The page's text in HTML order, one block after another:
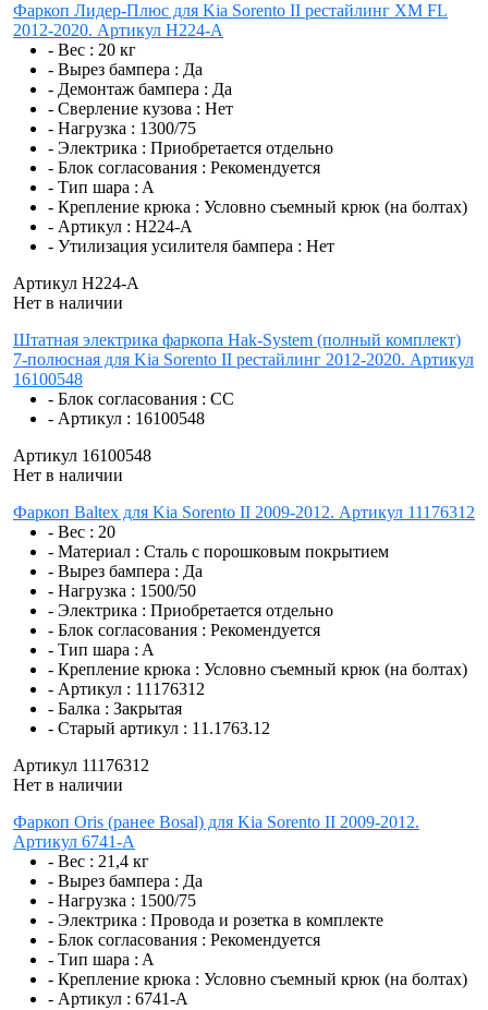
Фаркоп Лидер-Плюс для Kia Sorento II рестайлинг XM FL
2012-2020. Артикул H224-A
- Вес : 20 кг
- Вырез бампера : Да
- Демонтаж бампера : Да
- Сверление кузова : Нет
- Нагрузка : 1300/75
- Электрика : Приобретается отдельно
- Блок согласования : Рекомендуется
- Тип шара : A
- Крепление крюка : Условно съемный крюк (на болтах)
- Артикул : H224-A
- Утилизация усилителя бампера : Нет
Артикул H224-A
Нет в наличии
Штатная электрика фаркопа Hak-System (полный комплект)
7-полюсная для Kia Sorento II рестайлинг 2012-2020. Артикул
16100548
- Блок согласования : CC
- Артикул : 16100548
Артикул 16100548
Нет в наличии
Фаркоп Baltex для Kia Sorento II 2009-2012. Артикул 11176312
- Вес : 20
- Материал : Сталь с порошковым покрытием
- Вырез бампера : Да
- Нагрузка : 1500/50
- Электрика : Приобретается отдельно
- Блок согласования : Рекомендуется
- Тип шара : A
- Крепление крюка : Условно съемный крюк (на болтах)
- Артикул : 11176312
- Балка : Закрытая
- Старый артикул : 11.1763.12
Артикул 11176312
Нет в наличии
Фаркоп Oris (ранее Bosal) для Kia Sorento II 2009-2012.
Артикул 6741-A
- Вес : 21,4 кг
- Вырез бампера : Да
- Нагрузка : 1500/75
- Электрика : Провода и розетка в комплекте
- Блок согласования : Рекомендуется
- Тип шара : A
- Крепление крюка : Условно съемный крюк (на болтах)
- Артикул : 6741-A